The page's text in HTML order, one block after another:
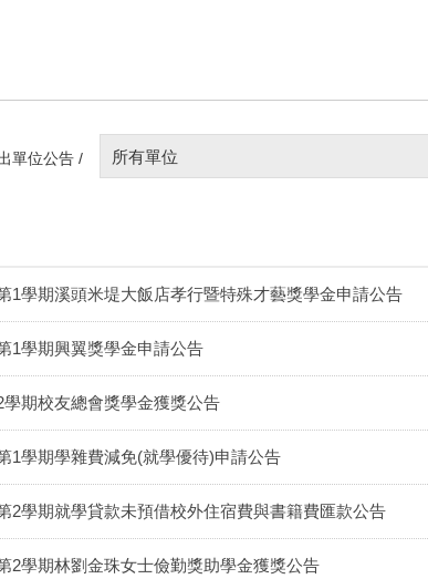
單位公告 / 所有單位
1學期溪頭米堤大飯店孝行暨特殊才藝獎學金申請公告
1學期興翼獎學金申請公告
學期校友總會獎學金獲獎公告
1學期學雜費減免(就學優待)申請公告
2學期就學貸款未預借校外住宿費與書籍費匯款公告
2學期林劉金珠女士儉勤獎助學金獲獎公告